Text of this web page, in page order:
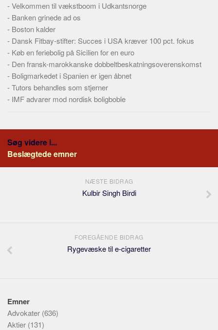
-Velkommen til vækstboom i Udkantsnorge
- Banken grinede ad os
- Boston kalder
- Dansk Fitbay-stifter: Succes i USA kræver 100 pct. fokus
- Køb en feriebolig på Sicilien for en euro
- Den fransk-marokkanske dobbeltbeskatningsoverenskomst
- Boligmarkedet i Spanien er igen åbnet
-Tutors behandles som stjerner
- IMF advarer mod nordisk boligboble
Søg videre i...
Beslægtede emner
NÆSTE BIDRAG
Kulbir Singh Birdi
FOREGÅENDE BIDRAG
Rygevæske til e-cigaretter
Emner
Advokater (636)
Aktier (131)